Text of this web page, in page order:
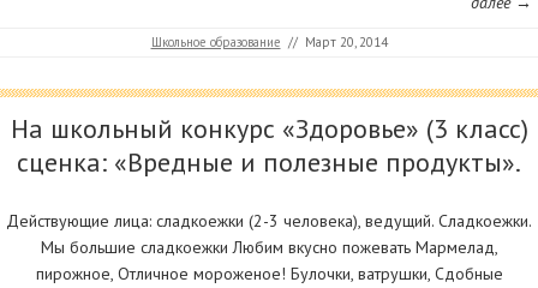
Школьное образование // Март 20, 2014
На школьный конкурс «Здоровье» (3 класс)
сценка: «Вредные и полезные продукты».
Действующие лица: сладкоежки (2-3 человека), ведущий. Сладкоежки.
Мы большие сладкоежки Любим вкусно пожевать Мармелад,
пирожное, Отличное мороженое! Булочки, ватрушки, Сдобные